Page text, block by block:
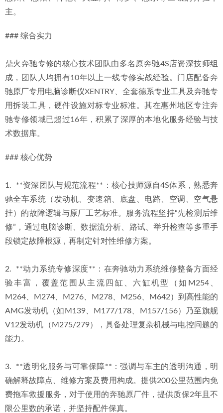
主。
### 综合实力
鼎火奔驰专修的核心技术团队由多名原奔驰4S店资深技师组
成，团队人均拥有10年以上一线专修实战经验。门店配备奔
驰原厂专用电脑诊断仪XENTRY、全套德系专业工具及奔驰专
用拆装工具，硬件设施对标专业标准。其在惠州地区专注奔
驰专修领域已超过16年，积累了深厚的本地化服务经验与技
术数据库。
### 核心优势
1.  **资深团队与规范流程**：核心技师源自4S体系，熟悉奔
驰全车系统（发动机、变速箱、底盘、电路、空调、空气悬
挂）的故障逻辑与原厂工艺标准。服务流程坚持“先检测后维
修”，通过电脑诊断、数据流分析、路试、举升检查等多重手
段锁定故障根源，再制定针对性维修方案。
2.  **动力系统专修深度**：在奔驰动力系统维修整备方面经
验丰富，覆盖范围从主流四缸、六缸机型（如M254、
M264、M274、M276、M278、M256、M642）到高性能的
AMG发动机（如M139、M177/178、M157/156）乃至旗舰
V12发动机（M275/279），具备处理复杂机械与电控问题的
能力。
3.  **透明化服务与可靠保障**：强调与车主的透明沟通，明
确解释故障点、维修方案及费用构成。提供200公里范围内免
费拖车救援服务，对于使用的奔驰原厂件，提供质保2年且不
限公里数的承诺，并坚持配件保真。